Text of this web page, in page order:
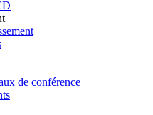
de conférence